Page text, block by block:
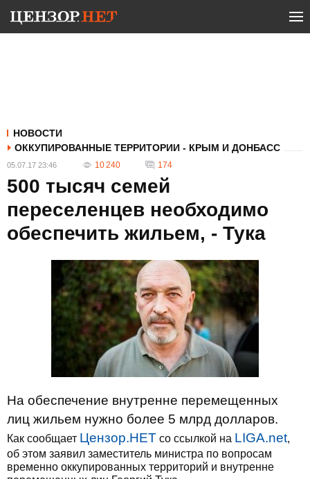
НОВОСТИ
ОККУПИРОВАННЫЕ ТЕРРИТОРИИ - КРЫМ И ДОНБАСС
05.07.17 23:46 10 240 174
500 тысяч семей
переселенцев необходимо
обеспечить жильем, - Тука
На обеспечение внутренне перемещенных
лиц жильем нужно более 5 млрд долларов.
Как сообщает Цензор.НЕТ со ссылкой на LIGA.net,
об этом заявил заместитель министра по вопросам
временно оккупированных территорий и внутренне